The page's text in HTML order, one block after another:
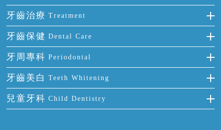
門牙缺失
多顆牙缺失
半口缺失
全口缺失
前牙反頜
牙齒擁擠
牙齒前突
牙齒稀疏
全瓷牙
烤瓷牙
氟斑牙
四環素牙
活動假牙
牙貼面
牙齒治療 Treatment
補牙
智齒
根管治療
拔牙
牙痛
牙齒保健 Dental Care
正確刷牙
全國愛牙日
預防牙病
牙科通識
牙周專科 Periodontal
牙周炎
牙齦出血
牙齦炎
牙齒美白 Teeth Whitening
冷光美白
兒童牙科 Child Dentistry